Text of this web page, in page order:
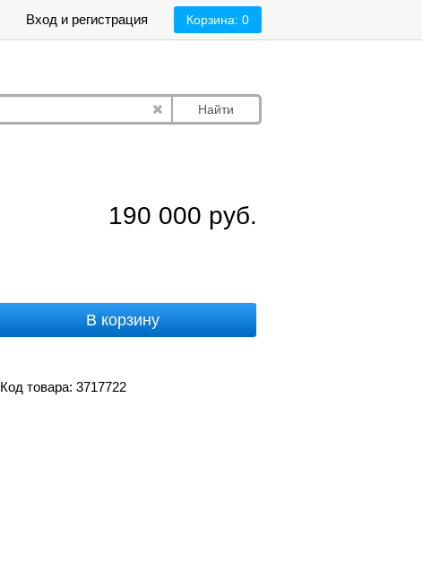
Корзина: 0
Вход и регистрация
Найти
190 000 руб.
В корзину
Код товара: 3717722